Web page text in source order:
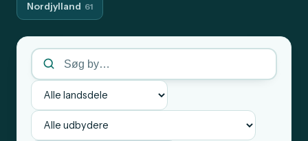
Nordjylland 61